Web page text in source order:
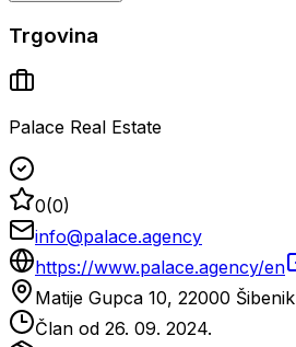
Trgovina
Palace Real Estate
0(0)
info@palace.agency
https://www.palace.agency/en
Matije Gupca 10, 22000 Šibenik
Član od 26. 09. 2024.